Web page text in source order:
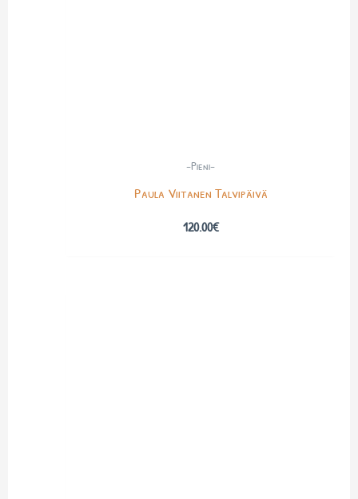
-Pieni-
Paula Viitanen Talvipäivä
120.00€